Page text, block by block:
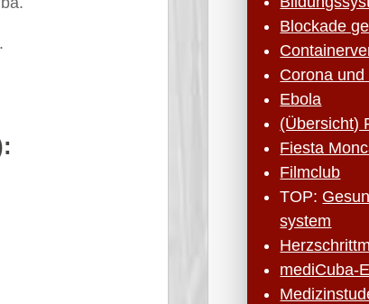
Blockade
Corona und
Ebola
(Übersicht)
Fiesta
Filmclub
TOP:
system
mediCuba-